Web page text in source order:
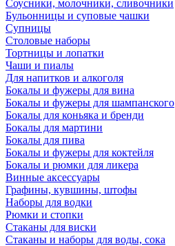
Соусники, молочники, сливочники
Бульонницы и суповые чашки
Супницы
Столовые наборы
Тортницы и лопатки
Чаши и пиалы
Для напитков и алкоголя
Бокалы и фужеры для вина
Бокалы и фужеры для шампанского
Бокалы для коньяка и бренди
Бокалы для мартини
Бокалы для пива
Бокалы и фужеры для коктейля
Бокалы и рюмки для ликера
Винные аксессуары
Графины, кувшины, штофы
Наборы для водки
Рюмки и стопки
Стаканы для виски
Стаканы и наборы для воды, сока